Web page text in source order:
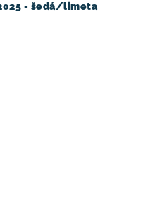
- šedá/limeta